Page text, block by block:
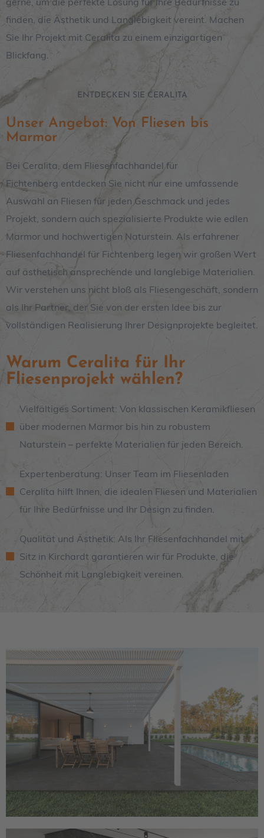
finden, die Ästhetik und Langlebigkeit vereint. Machen
Sie Ihr Projekt mit Ceralita zu einem einzigartigen
Blickfang.
ENTDECKEN SIE CERALITA
Unser Angebot: Von Fliesen bis
Marmor
Bei Ceralita, dem Fliesenfachhandel für
Fichtenberg entdecken Sie nicht nur eine umfassende
Auswahl an Fliesen für jeden Geschmack und jedes
Projekt, sondern auch spezialisierte Produkte wie edlen
Marmor und hochwertigen Naturstein. Als erfahrener
Fliesenfachhandel für Fichtenberg legen wir großen Wert
auf ästhetisch ansprechende und langlebige Materialien.
Wir verstehen uns nicht bloß als Fliesengeschäft, sondern
als Ihr Partner, der Sie von der ersten Idee bis zur
vollständigen Realisierung Ihrer Designprojekte begleitet.
Warum Ceralita für Ihr
Fliesenprojekt wählen?
Vielfältiges Sortiment: Von klassischen Keramikfliesen
über modernen Marmor bis hin zu robustem
Naturstein – perfekte Materialien für jeden Bereich.
Expertenberatung: Unser Team im Fliesenladen
Ceralita hilft Ihnen, die idealen Fliesen und Materialien
für Ihre Bedürfnisse und Ihr Design zu finden.
Qualität und Ästhetik: Als Ihr Fliesenfachhandel mit
Sitz in Kirchardt garantieren wir für Produkte, die
Schönheit mit Langlebigkeit vereinen.